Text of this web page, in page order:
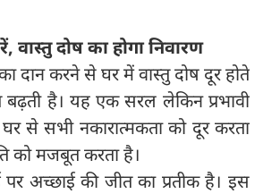
वास्तु दोष का होगा निवारण
दान करने से घर में वास्तु दोष दूर होते
है। यह एक सरल लेकिन प्रभावी
से सभी नकारात्मकता को दूर करता
को मजबूत करता है।
पर अच्छाई की जीत का प्रतीक है। इस